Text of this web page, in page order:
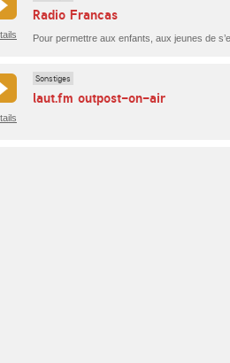
Radio Francas
Sonstiges
laut.fm outpost-on-air